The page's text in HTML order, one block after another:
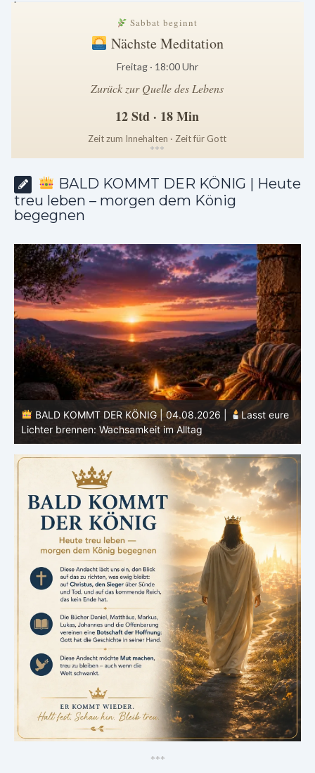
Sabbat beginnt
Nächste Meditation
Freitag · 18:00 Uhr
Zurück zur Quelle des Lebens
12 Std · 18 Min
Zeit zum Innehalten · Zeit für Gott
***
BALD KOMMT DER KÖNIG | Heute
treu leben – morgen dem König
begegnen
Lasst eure
BALD KOMMT DER KÖNIG | 03.08.2026 |
Herz: Heiligung beginnt im Inneren
***